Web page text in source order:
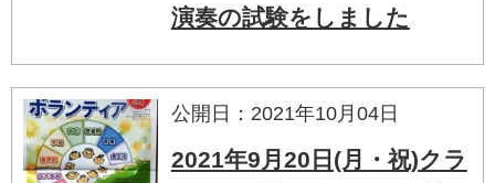
演奏の試験をしました
公開日：2021年10月04日
2021年9月20日(月・祝)クラ